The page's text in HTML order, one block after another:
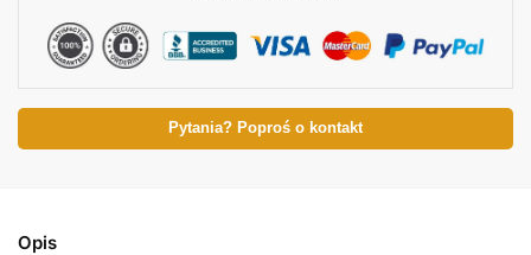
Pytania? Poproś o kontakt
Opis